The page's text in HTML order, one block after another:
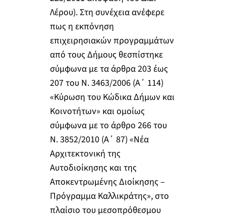
Λέρου). Στη συνέχεια ανέφερε
πως η εκπόνηση
επιχειρησιακών προγραμμάτων
από τους Δήμους θεσπίστηκε
σύμφωνα με τα άρθρα 203 έως
207 του Ν. 3463/2006 (Α΄ 114)
«Κύρωση του Κώδικα Δήμων και
Κοινοτήτων» και ομοίως
σύμφωνα με το άρθρο 266 του
Ν. 3852/2010 (Α΄ 87) «Νέα
Αρχιτεκτονική της
Αυτοδιοίκησης και της
Αποκεντρωμένης Διοίκησης –
Πρόγραμμα Καλλικράτης», στο
πλαίσιο του μεσοπρόθεσμου